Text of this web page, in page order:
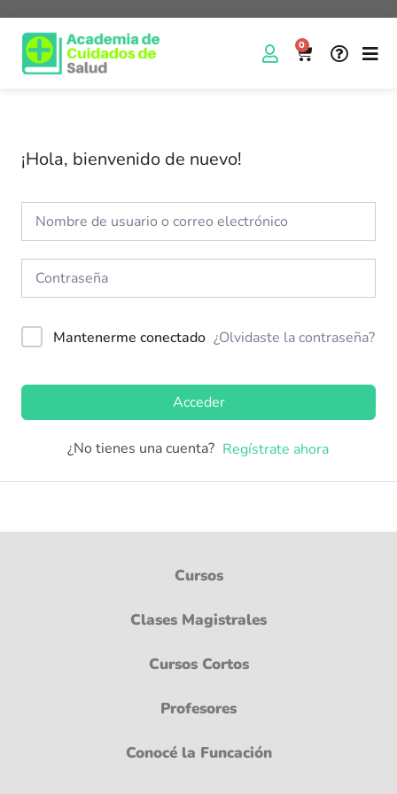
0
¡Hola, bienvenido de nuevo!
Mantenerme conectado ¿Olvidaste la contraseña?
Acceder
¿No tienes una cuenta? Regístrate ahora
Cursos
Clases Magistrales
Cursos Cortos
Profesores
Conocé la Funcación